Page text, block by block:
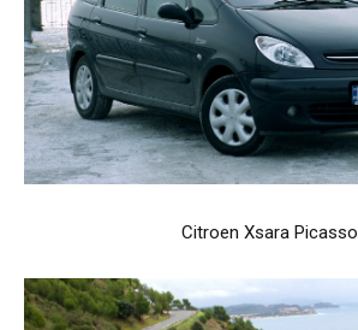
Citroen Xsara Picasso